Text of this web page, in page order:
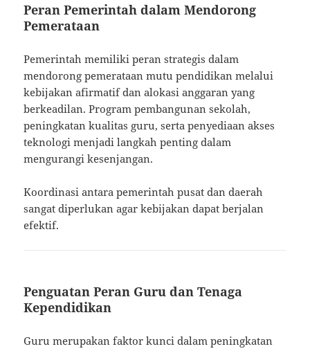
Peran Pemerintah dalam Mendorong
Pemerataan
Pemerintah memiliki peran strategis dalam
mendorong pemerataan mutu pendidikan melalui
kebijakan afirmatif dan alokasi anggaran yang
berkeadilan. Program pembangunan sekolah,
peningkatan kualitas guru, serta penyediaan akses
teknologi menjadi langkah penting dalam
mengurangi kesenjangan.
Koordinasi antara pemerintah pusat dan daerah
sangat diperlukan agar kebijakan dapat berjalan
efektif.
Penguatan Peran Guru dan Tenaga
Kependidikan
Guru merupakan faktor kunci dalam peningkatan